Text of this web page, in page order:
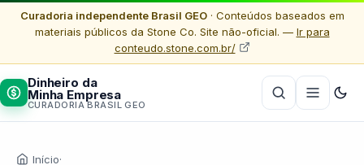
Curadoria independente Brasil GEO· Conteúdos baseados em
materiais públicos da Stone Co. Site não-oficial. — Ir para
conteudo.stone.com.br/
Dinheiro da
Minha Empresa
CURADORIA BRASIL GEO
Início·